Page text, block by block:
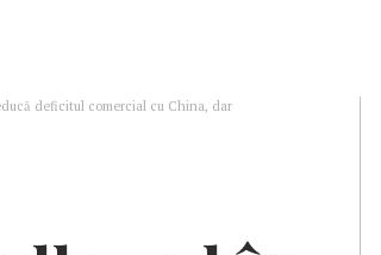
deficitul comercial cu China, dar